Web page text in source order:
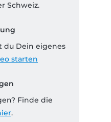
Schweiz.
du Dein eigenes
starten
Finde die
.